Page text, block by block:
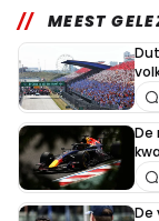
MEEST
De
De